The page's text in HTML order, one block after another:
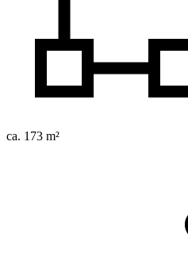
ca. 173 m²